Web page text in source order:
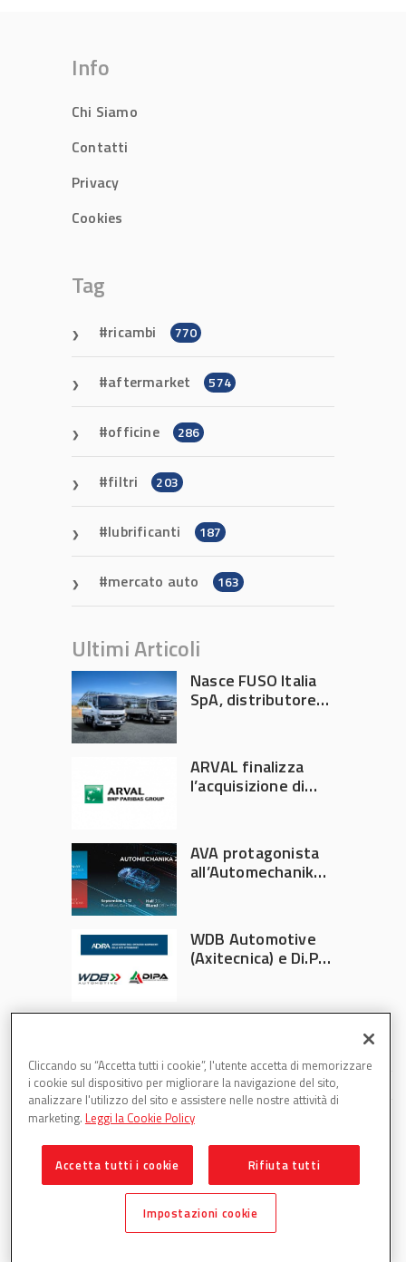
Info
Chi Siamo
Contatti
Privacy
Cookies
Tag
ricambi 770
aftermarket 574
officine 286
filtri 203
lubrificanti 187
mercato auto 163
Ultimi Articoli
Nasce FUSO Italia
SpA, distributore
ARVAL finalizza
l’acquisizione di
AVA protagonista
all’Automechanika
WDB Automotive
(Axitecnica) e Di.Pa.
Partsweb è una testata di DBInformation Spa P.IVA
09293820156
Centro Direzionale – Strada 4, Palazzo A, Scala 2 – 20057
Cliccando su “Accetta tutti i cookie”, l'utente accetta di memorizzare
i cookie sul dispositivo per migliorare la navigazione del sito,
analizzare l'utilizzo del sito e assistere nelle nostre attività di
marketing. Leggi la Cookie Policy
Accetta tutti i cookie Rifiuta tutti
Impostazioni cookie